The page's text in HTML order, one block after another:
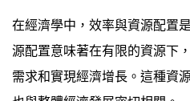
在經濟學中，效率與資源配置
源配置意味著在有限的資源下
需求和實現經濟增長。這種資